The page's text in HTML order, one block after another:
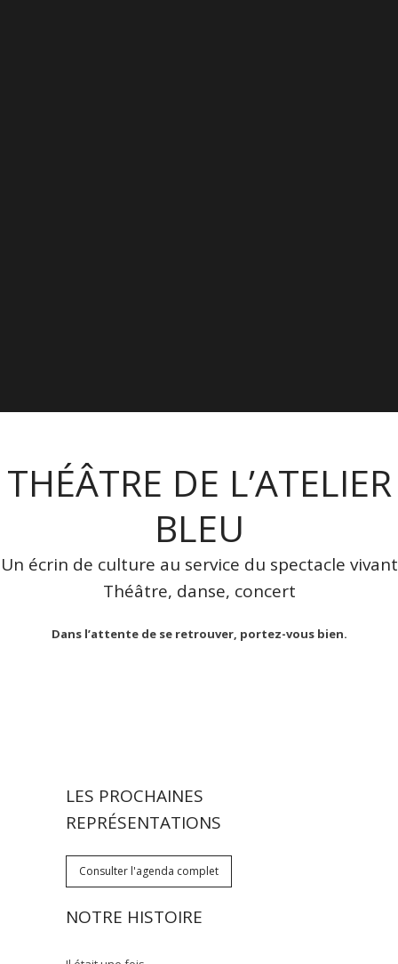
THÉÂTRE DE L’ATELIER
BLEU
Un écrin de culture au service du spectacle vivant
Théâtre, danse, concert
Dans l’attente de se retrouver, portez-vous bien.
LES PROCHAINES
REPRÉSENTATIONS
Consulter l'agenda complet
NOTRE HISTOIRE